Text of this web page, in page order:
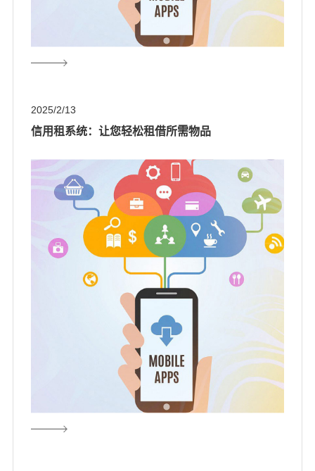
2025/2/13
信用租系统：让您轻松租借所需物品